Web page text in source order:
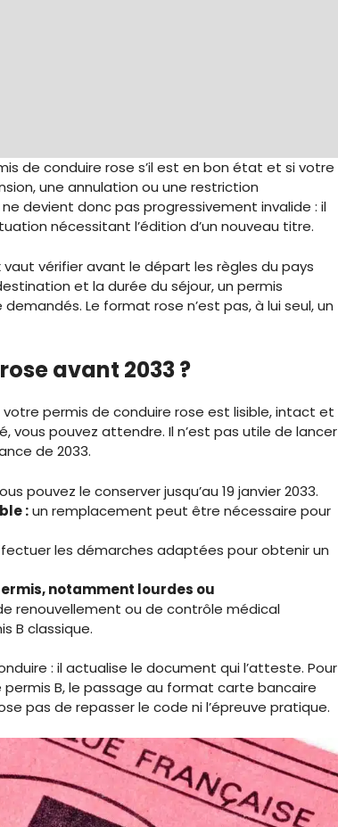
de conduire rose s’il est en bon état et si votre
une annulation ou une restriction
ne devient donc pas progressivement invalide : il
nécessitant l’édition d’un nouveau titre.
vérifier avant le départ les règles du pays
et la durée du séjour, un permis
Le format rose n’est pas, à lui seul, un
avant 2033 ?
permis de conduire rose est lisible, intact et
vous pouvez attendre. Il n’est pas utile de lancer
de 2033.
pouvez le conserver jusqu’au 19 janvier 2033.
:un remplacement peut être nécessaire pour
les démarches adaptées pour obtenir un
notamment lourdes ou
renouvellement ou de contrôle médical
B classique.
: il actualise le document qui l’atteste. Pour
B, le passage au format carte bancaire
pas de repasser le code ni l’épreuve pratique.